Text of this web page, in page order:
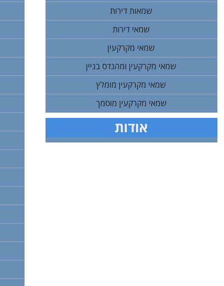
שמאות דירות
שמאי דירות
שמאי מקרקעין
שמאי מקרקעין ומהנדס בניין
שמאי מקרקעין מומלץ
שמאי מקרקעין מוסמך
אודות